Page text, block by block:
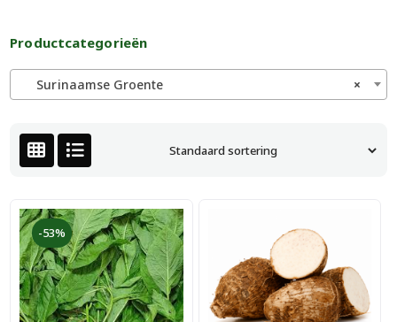
Productcategorieën
×
Surinaamse Groente
-53%